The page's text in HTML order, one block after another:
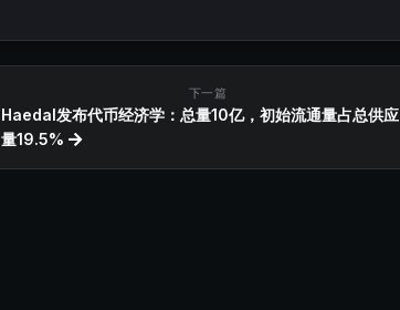
下一篇
Haedal发布代币经济学：总量10亿，初始流通量占总供应
量19.5%